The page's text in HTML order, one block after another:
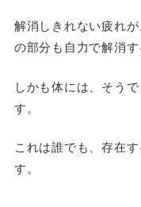
解消しきれない疲れ
の部分も自力で解消す
しかも体には、そう
す。
これは誰でも、存在
す。